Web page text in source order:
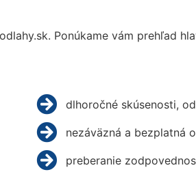
Ponúkame vám prehľad
dlhoročné skúsenosti,
nezáväzná a bezplatná
preberanie